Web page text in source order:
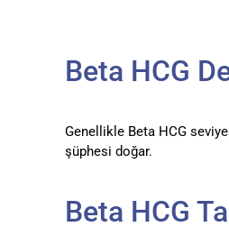
Beta HCG
Genellikle Beta HCG
şüphesi doğar.
Beta HCG